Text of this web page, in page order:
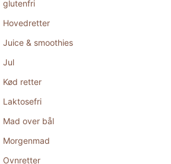
glutenfri
Hovedretter
Juice & smoothies
Jul
Kød retter
Laktosefri
Mad over bål
Morgenmad
Ovnretter